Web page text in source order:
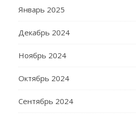
Январь 2025
Декабрь 2024
Ноябрь 2024
Октябрь 2024
Сентябрь 2024